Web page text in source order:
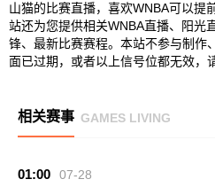
山猫的比赛直播，喜欢WNBA可以提
站还为您提供相关WNBA直播、阳光
锋、最新比赛赛程。本站不参与制作
面已过期，或者以上信号位都无效，
相关赛事 GAMES LIVING
01:00 07-28